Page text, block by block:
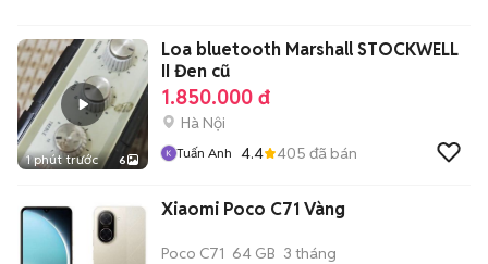
1 phút trước 6
Loa bluetooth Marshall STOCKWELL
II Đen cũ
1.850.000 đ
Hà Nội
Tuấn Anh 4.4 405 đã bán
Xiaomi Poco C71 Vàng
Poco C71 64 GB 3 tháng